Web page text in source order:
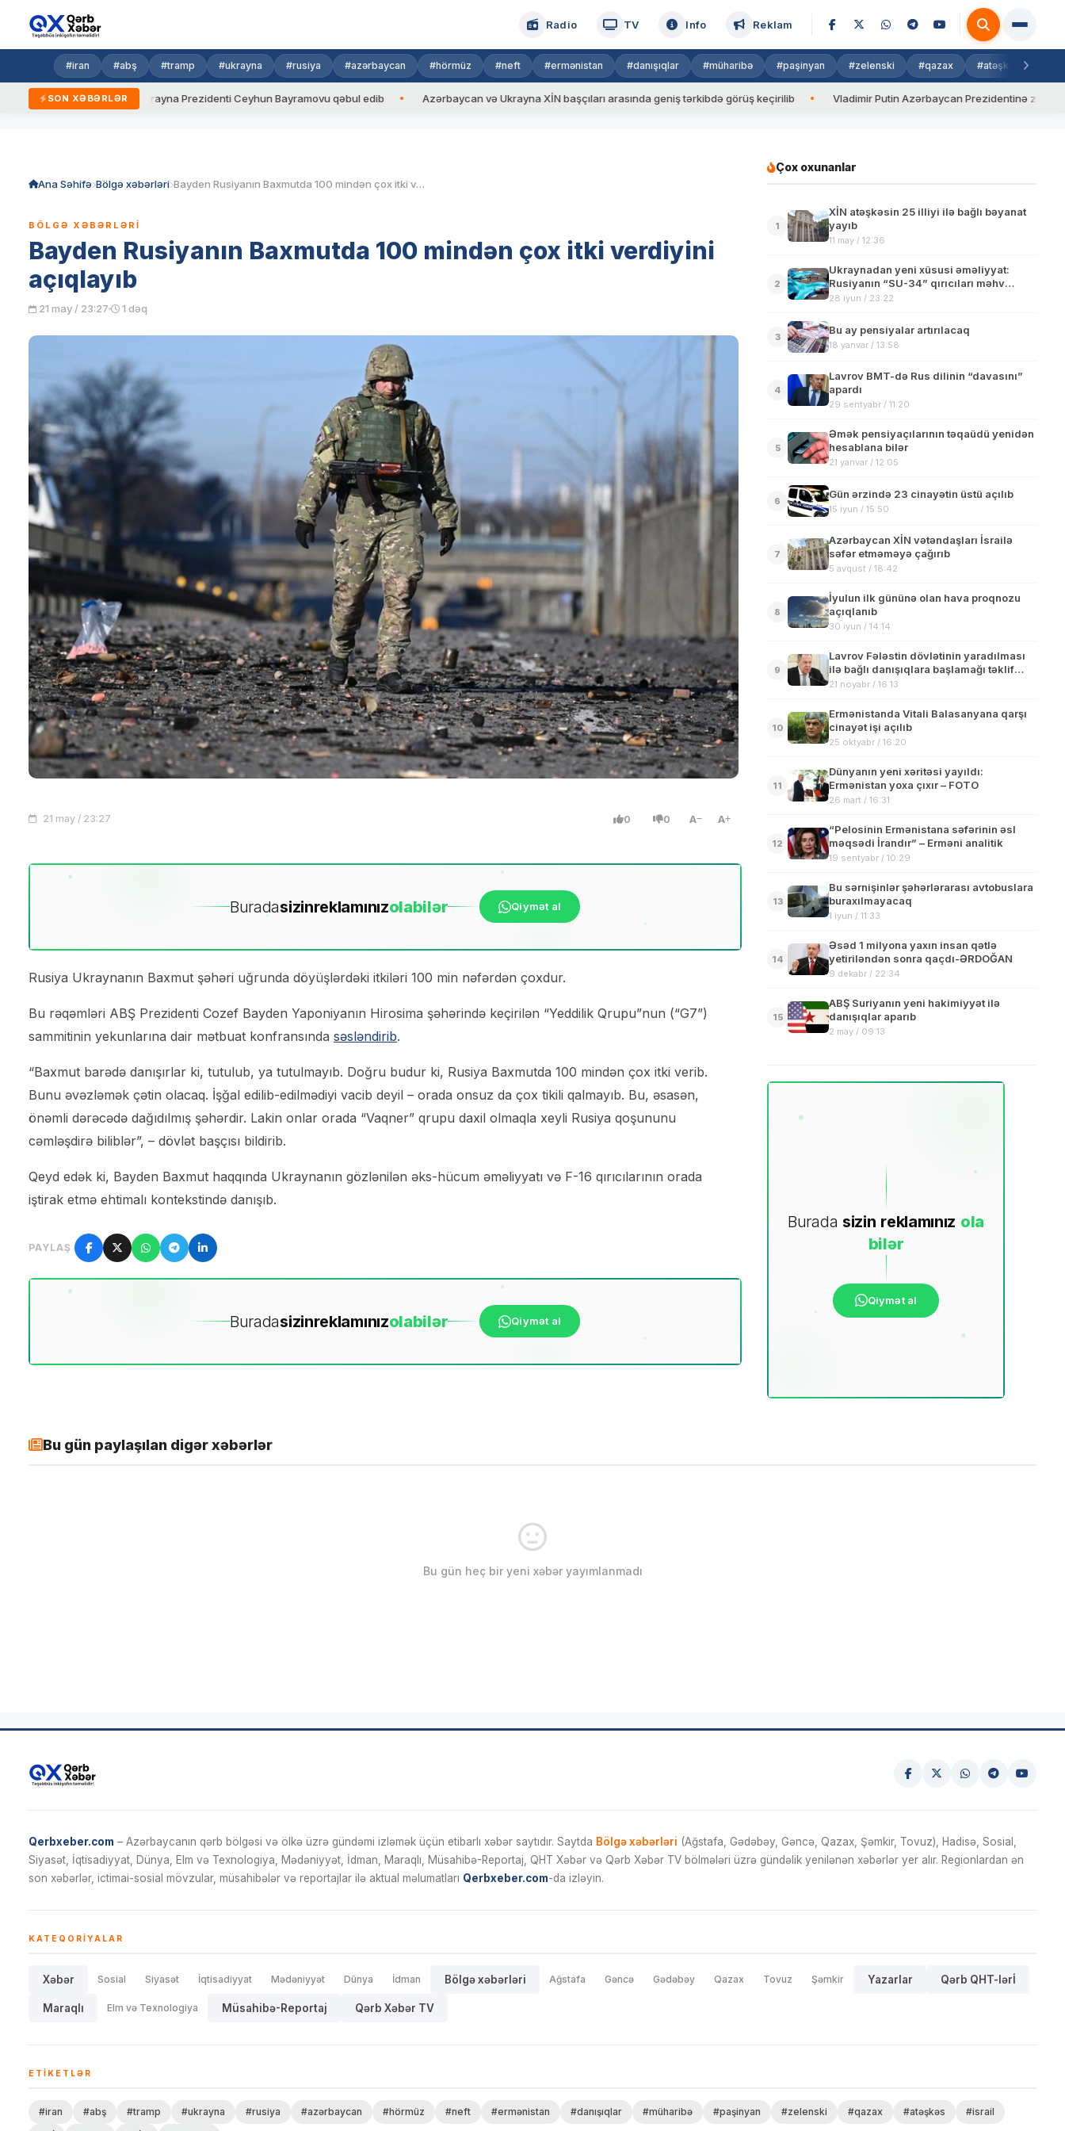
Radio TV Info Reklam
#iran #abş #tramp #ukrayna #rusiya #azərbaycan #hörmüz #neft #ermənistan #danışıqlar #müharibə #paşinyan #zelenski #qazax #atəşkəs
SON XƏBƏRLƏR
qaydalar Ukrayna Prezidenti Ceyhun Bayramovu qəbul edib Azərbaycan və Ukrayna XİN başçıları arasında geniş tərkibdə görüş keçirilib Vladimir Putin Azərbaycan Prezidentinə zəng edib
Ana Səhifə Bölgə xəbərləri Bayden Rusiyanın Baxmutda 100 mindən çox itki verdiyini açıqlayıb
BÖLGƏ XƏBƏRLƏRI
Bayden Rusiyanın Baxmutda 100 mindən çox itki verdiyini
açıqlayıb
21 may / 23:27 1 dəq
21 may / 23:27 0 0 A A
Buradasizinreklamınızolabilər Qiymət al
Rusiya Ukraynanın Baxmut şəhəri uğrunda döyüşlərdəki itkiləri 100 min nəfərdən çoxdur.
Bu rəqəmləri ABŞ Prezidenti Cozef Bayden Yaponiyanın Hirosima şəhərində keçirilən “Yeddilik Qrupu”nun (“G7”)
sammitinin yekunlarına dair mətbuat konfransında səsləndirib.
“Baxmut barədə danışırlar ki, tutulub, ya tutulmayıb. Doğru budur ki, Rusiya Baxmutda 100 mindən çox itki verib.
Bunu əvəzləmək çətin olacaq. İşğal edilib-edilmədiyi vacib deyil – orada onsuz da çox tikili qalmayıb. Bu, əsasən,
önəmli dərəcədə dağıdılmış şəhərdir. Lakin onlar orada “Vaqner” qrupu daxil olmaqla xeyli Rusiya qoşununu
cəmləşdirə biliblər”, – dövlət başçısı bildirib.
Qeyd edək ki, Bayden Baxmut haqqında Ukraynanın gözlənilən əks-hücum əməliyyatı və F-16 qırıcılarının orada
iştirak etmə ehtimalı kontekstində danışıb.
PAYLAŞ
Buradasizinreklamınızolabilər Qiymət al
Çox oxunanlar
1
XİN atəşkəsin 25 illiyi ilə bağlı bəyanat
yayıb
11 may / 12:36
2
Ukraynadan yeni xüsusi əməliyyat:
Rusiyanın “SU-34” qırıcıları məhv
edildi
28 iyun / 23:22
3
Bu ay pensiyalar artırılacaq
18 yanvar / 13:58
4
Lavrov BMT-də Rus dilinin “davasını”
apardı
29 sentyabr / 11:20
5
Əmək pensiyaçılarının təqaüdü yenidən
hesablana bilər
21 yanvar / 12:05
6
Gün ərzində 23 cinayətin üstü açılıb
15 iyun / 15:50
7
Azərbaycan XİN vətəndaşları İsrailə
səfər etməməyə çağırıb
5 avqust / 18:42
8
İyulun ilk gününə olan hava proqnozu
açıqlanıb
30 iyun / 14:14
9
Lavrov Fələstin dövlətinin yaradılması
ilə bağlı danışıqlara başlamağı təklif
edib
21 noyabr / 16:13
10
Ermənistanda Vitali Balasanyana qarşı
cinayət işi açılıb
25 oktyabr / 16:20
11
Dünyanın yeni xəritəsi yayıldı:
Ermənistan yoxa çıxır – FOTO
26 mart / 16:31
12
“Pelosinin Ermənistana səfərinin əsl
məqsədi İrandır” – Erməni analitik
19 sentyabr / 10:29
13
Bu sərnişinlər şəhərlərarası avtobuslara
buraxılmayacaq
1 iyun / 11:33
14
Əsəd 1 milyona yaxın insan qətlə
yetiriləndən sonra qaçdı-ƏRDOĞAN
9 dekabr / 22:34
15
ABŞ Suriyanın yeni hakimiyyət ilə
danışıqlar aparıb
2 may / 09:13
Burada sizin reklamınız ola
bilər
Qiymət al
Bu gün paylaşılan digər xəbərlər
Bu gün heç bir yeni xəbər yayımlanmadı
Qerbxeber.com – Azərbaycanın qərb bölgəsi və ölkə üzrə gündəmi izləmək üçün etibarlı xəbər saytıdır. Saytda Bölgə xəbərləri (Ağstafa, Gədəbəy, Gəncə, Qazax, Şəmkir, Tovuz), Hadisə, Sosial,
Siyasət, İqtisadiyyat, Dünya, Elm və Texnologiya, Mədəniyyət, İdman, Maraqlı, Müsahibə-Reportaj, QHT Xəbər və Qərb Xəbər TV bölmələri üzrə gündəlik yenilənən xəbərlər yer alır. Regionlardan ən
son xəbərlər, ictimai-sosial mövzular, müsahibələr və reportajlar ilə aktual məlumatları Qerbxeber.com-da izləyin.
KATEQORIYALAR
Xəbər Sosial Siyasət İqtisadiyyat Mədəniyyət Dünya İdman Bölgə xəbərləri Ağstafa Gəncə Gədəbəy Qazax Tovuz Şəmkir Yazarlar Qərb QHT-lərİ
Maraqlı Elm və Texnologiya Müsahibə-Reportaj Qərb Xəbər TV
ETIKETLƏR
#iran #abş #tramp #ukrayna #rusiya #azərbaycan #hörmüz #neft #ermənistan #danışıqlar #müharibə #paşinyan #zelenski #qazax #atəşkəs
#israil